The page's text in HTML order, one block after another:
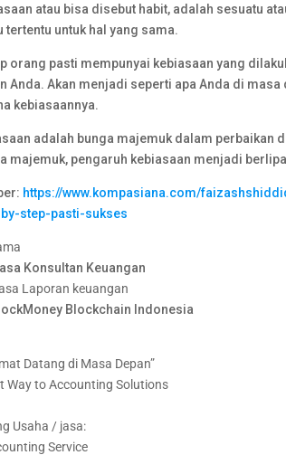
atau bisa disebut habit, adalah sesuatu
tertentu untuk hal yang sama.
orang pasti mempunyai kebiasaan yang
Anda. Akan menjadi seperti apa Anda di
kebiasaannya.
adalah bunga majemuk dalam perbaikan
majemuk, pengaruh kebiasaan menjadi
https://www.kompasiana.com/
step-pasti-sukses
Konsultan Keuangan
Laporan keuangan
Blockchain Indonesia
Datang di Masa Depan”
Way to Accounting Solutions
Usaha / jasa:
Service